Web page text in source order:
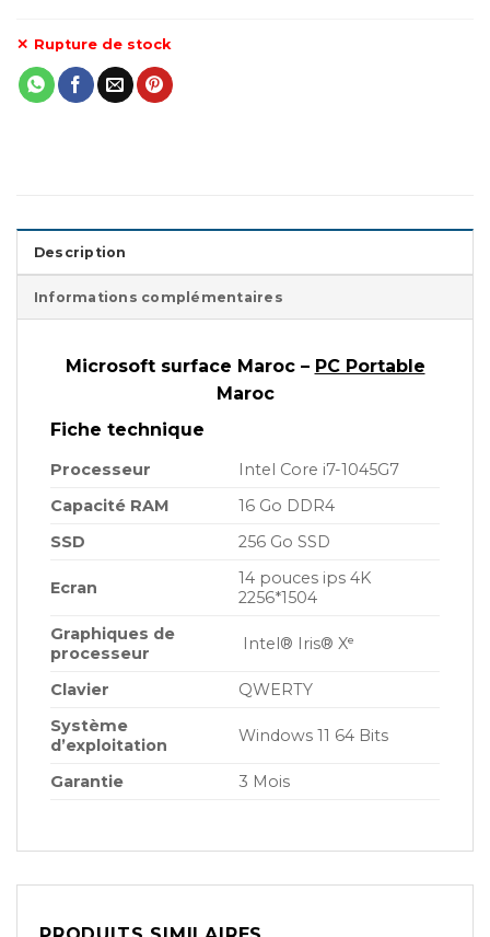
Rupture de stock
Description
Informations complémentaires
Microsoft surface Maroc – PC Portable
Maroc
Fiche technique
Processeur
Intel Core i7-1045G7
Capacité RAM
16 Go DDR4
SSD
256 Go SSD
Ecran
14 pouces ips 4K
2256*1504
Graphiques de
processeur
Intel® Iris® Xᵉ
Clavier
QWERTY
Système
d’exploitation
Windows 11 64 Bits
Garantie 3 Mois